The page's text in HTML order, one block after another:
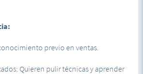
previo en ventas.
Quieren pulir técnicas y aprender